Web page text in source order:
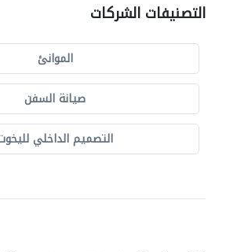
التصنيفات الشركات
الموانئ
صيانة السفن
التصميم الداخلي